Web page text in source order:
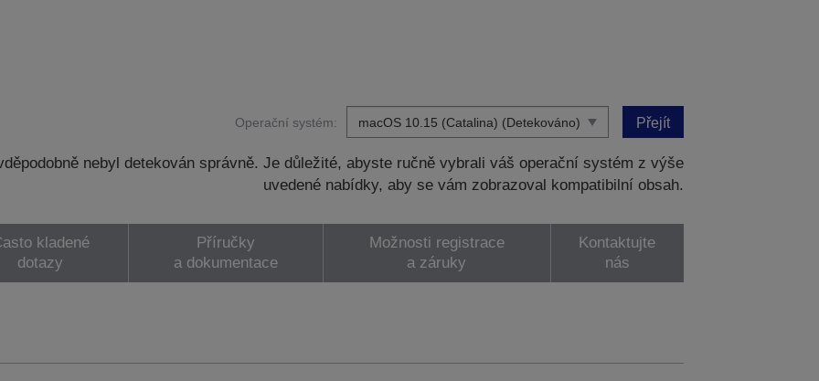
Operační systém: Přejít
nebyl detekován správně. Je důležité, abyste ručně vybrali váš operační systém z výše
uvedené nabídky, aby se vám zobrazoval kompatibilní obsah.
kladené
dotazy
Příručky
a dokumentace
Možnosti registrace
a záruky
Kontaktujte
nás